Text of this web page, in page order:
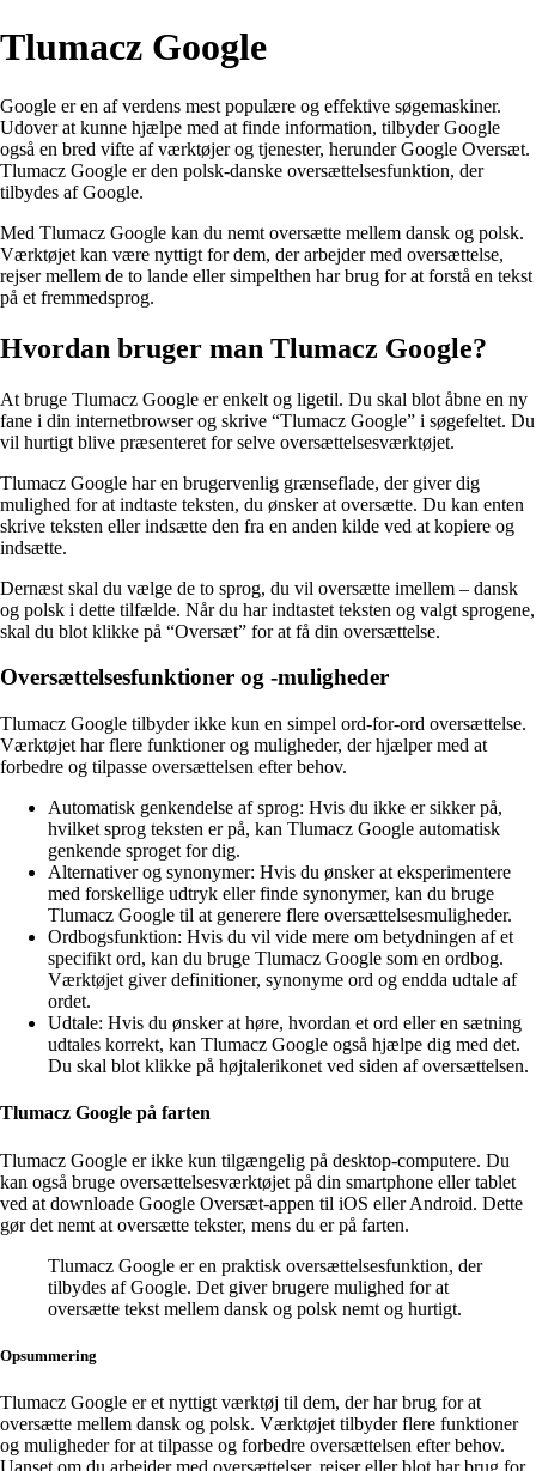
Tlumacz Google
Google er en af verdens mest populære og effektive søgemaskiner.
Udover at kunne hjælpe med at finde information, tilbyder Google
også en bred vifte af værktøjer og tjenester, herunder Google Oversæt.
Tlumacz Google er den polsk-danske oversættelsesfunktion, der
tilbydes af Google.
Med Tlumacz Google kan du nemt oversætte mellem dansk og polsk.
Værktøjet kan være nyttigt for dem, der arbejder med oversættelse,
rejser mellem de to lande eller simpelthen har brug for at forstå en tekst
på et fremmedsprog.
Hvordan bruger man Tlumacz Google?
At bruge Tlumacz Google er enkelt og ligetil. Du skal blot åbne en ny
fane i din internetbrowser og skrive “Tlumacz Google” i søgefeltet. Du
vil hurtigt blive præsenteret for selve oversættelsesværktøjet.
Tlumacz Google har en brugervenlig grænseflade, der giver dig
mulighed for at indtaste teksten, du ønsker at oversætte. Du kan enten
skrive teksten eller indsætte den fra en anden kilde ved at kopiere og
indsætte.
Dernæst skal du vælge de to sprog, du vil oversætte imellem – dansk
og polsk i dette tilfælde. Når du har indtastet teksten og valgt sprogene,
skal du blot klikke på “Oversæt” for at få din oversættelse.
Oversættelsesfunktioner og -muligheder
Tlumacz Google tilbyder ikke kun en simpel ord-for-ord oversættelse.
Værktøjet har flere funktioner og muligheder, der hjælper med at
forbedre og tilpasse oversættelsen efter behov.
Automatisk genkendelse af sprog: Hvis du ikke er sikker på,
hvilket sprog teksten er på, kan Tlumacz Google automatisk
genkende sproget for dig.
Alternativer og synonymer: Hvis du ønsker at eksperimentere
med forskellige udtryk eller finde synonymer, kan du bruge
Tlumacz Google til at generere flere oversættelsesmuligheder.
Ordbogsfunktion: Hvis du vil vide mere om betydningen af et
specifikt ord, kan du bruge Tlumacz Google som en ordbog.
Værktøjet giver definitioner, synonyme ord og endda udtale af
ordet.
Udtale: Hvis du ønsker at høre, hvordan et ord eller en sætning
udtales korrekt, kan Tlumacz Google også hjælpe dig med det.
Du skal blot klikke på højtalerikonet ved siden af oversættelsen.
Tlumacz Google på farten
Tlumacz Google er ikke kun tilgængelig på desktop-computere. Du
kan også bruge oversættelsesværktøjet på din smartphone eller tablet
ved at downloade Google Oversæt-appen til iOS eller Android. Dette
gør det nemt at oversætte tekster, mens du er på farten.
Tlumacz Google er en praktisk oversættelsesfunktion, der
tilbydes af Google. Det giver brugere mulighed for at
oversætte tekst mellem dansk og polsk nemt og hurtigt.
Opsummering
Tlumacz Google er et nyttigt værktøj til dem, der har brug for at
oversætte mellem dansk og polsk. Værktøjet tilbyder flere funktioner
og muligheder for at tilpasse og forbedre oversættelsen efter behov.
Uanset om du arbejder med oversættelser, rejser eller blot har brug for